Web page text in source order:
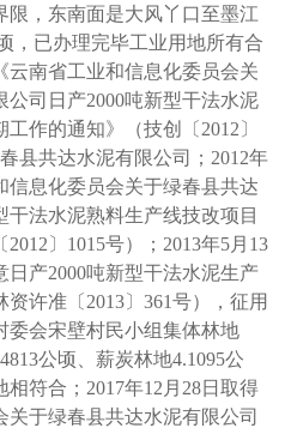
，东南面是大风丫口至墨江
，已办理完毕工业用地所有合
云南省工业和信息化委员会关
司日产2000吨新型干法水泥
作的通知》（技创〔2012〕
县共达水泥有限公司；2012年
信息化委员会关于绿春县共达
干法水泥熟料生产线技改项目
〕1015号）；2013年5月13
日产2000吨新型干法水泥生产
许准〔2013〕361号），征用
委会宋壁村民小组集体林地
公顷、薪炭林地4.1095公
符合；2017年12月28日取得
关于绿春县共达水泥有限公司